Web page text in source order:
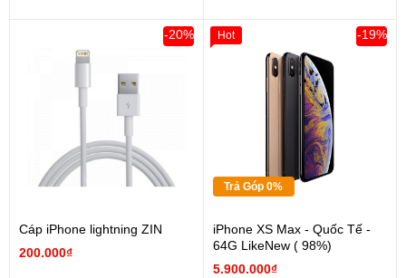
Cáp iPhone lightning ZIN
200.000₫
-20%
Trả Góp 0%
iPhone XS Max - Quốc Tế -
64G LikeNew ( 98%)
5.900.000₫
-19%
Hot